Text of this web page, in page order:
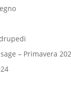
– Primavera